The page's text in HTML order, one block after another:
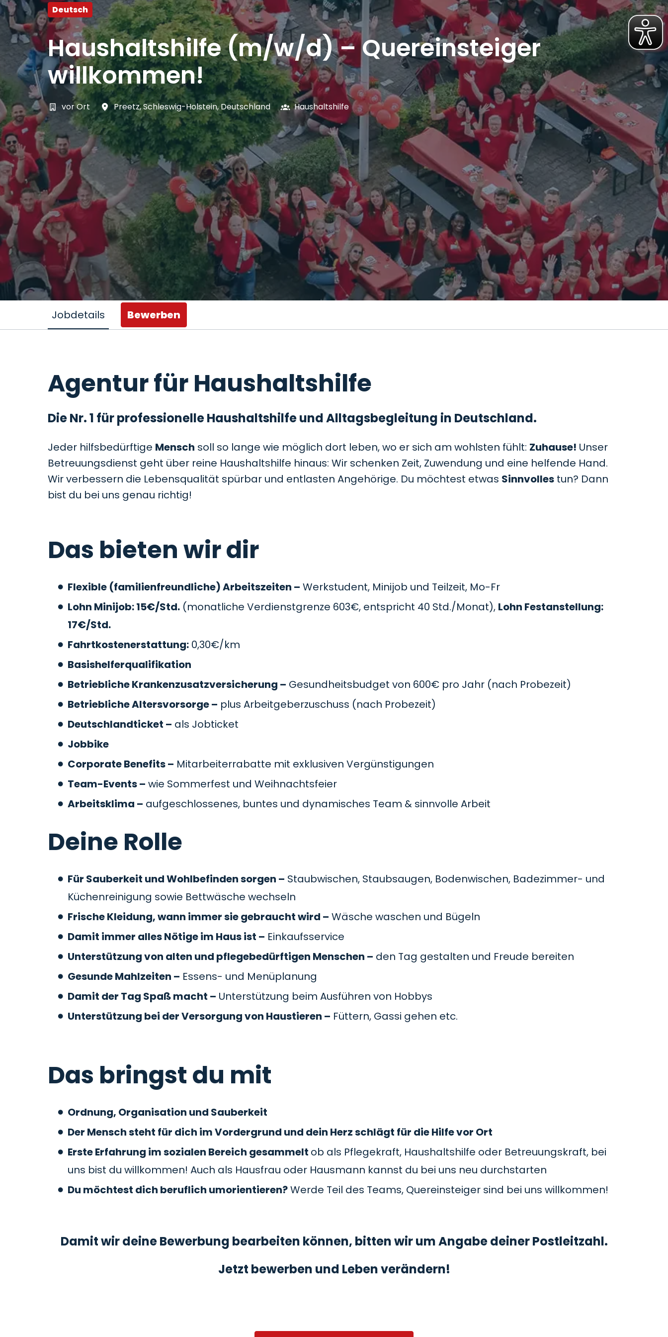
Deutsch
Haushaltshilfe (m/w/d) – Quereinsteiger
willkommen!
vor Ort Preetz,Schleswig-Holstein,Deutschland Haushaltshilfe
Jobdetails Bewerben
Agentur für Haushaltshilfe
Die Nr. 1 für professionelle Haushaltshilfe und Alltagsbegleitung in Deutschland.
Jeder hilfsbedürftige Mensch soll so lange wie möglich dort leben, wo er sich am wohlsten fühlt: Zuhause! Unser
Betreuungsdienst geht über reine Haushaltshilfe hinaus: Wir schenken Zeit, Zuwendung und eine helfende Hand.
Wir verbessern die Lebensqualität spürbar und entlasten Angehörige. Du möchtest etwas Sinnvolles tun? Dann
bist du bei uns genau richtig!
Das bieten wir dir
Flexible (familienfreundliche) Arbeitszeiten – Werkstudent, Minijob und Teilzeit, Mo-Fr
Lohn Minijob: 15€/Std. (monatliche Verdienstgrenze 603€, entspricht 40 Std./Monat), Lohn Festanstellung:
17€/Std.
Fahrtkostenerstattung: 0,30€/km
Basishelferqualifikation
Betriebliche Krankenzusatzversicherung – Gesundheitsbudget von 600€ pro Jahr (nach Probezeit)
Betriebliche Altersvorsorge – plus Arbeitgeberzuschuss (nach Probezeit)
Deutschlandticket – als Jobticket
Jobbike
Corporate Benefits – Mitarbeiterrabatte mit exklusiven Vergünstigungen
Team-Events – wie Sommerfest und Weihnachtsfeier
Arbeitsklima – aufgeschlossenes, buntes und dynamisches Team & sinnvolle Arbeit
Deine Rolle
Für Sauberkeit und Wohlbefinden sorgen – Staubwischen, Staubsaugen, Bodenwischen, Badezimmer- und
Küchenreinigung sowie Bettwäsche wechseln
Frische Kleidung, wann immer sie gebraucht wird – Wäsche waschen und Bügeln
Damit immer alles Nötige im Haus ist – Einkaufsservice
Unterstützung von alten und pflegebedürftigen Menschen – den Tag gestalten und Freude bereiten
Gesunde Mahlzeiten – Essens- und Menüplanung
Damit der Tag Spaß macht – Unterstützung beim Ausführen von Hobbys
Unterstützung bei der Versorgung von Haustieren – Füttern, Gassi gehen etc.
Das bringst du mit
Ordnung, Organisation und Sauberkeit
Der Mensch steht für dich im Vordergrund und dein Herz schlägt für die Hilfe vor Ort
Erste Erfahrung im sozialen Bereich gesammelt ob als Pflegekraft, Haushaltshilfe oder Betreuungskraft, bei
uns bist du willkommen! Auch als Hausfrau oder Hausmann kannst du bei uns neu durchstarten
Du möchtest dich beruflich umorientieren?Werde Teil des Teams, Quereinsteiger sind bei uns willkommen!
Damit wir deine Bewerbung bearbeiten können, bitten wir um Angabe deiner Postleitzahl.
Jetzt bewerben und Leben verändern!